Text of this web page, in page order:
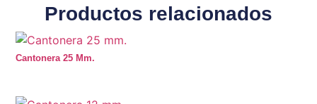
Productos relacionados
Cantonera 25 Mm.